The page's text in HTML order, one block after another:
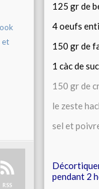
et
RSS
125 gr de
4 oeufs
150 gr de
1 càc de
150 gr de
le zeste
sel et
pendant 2